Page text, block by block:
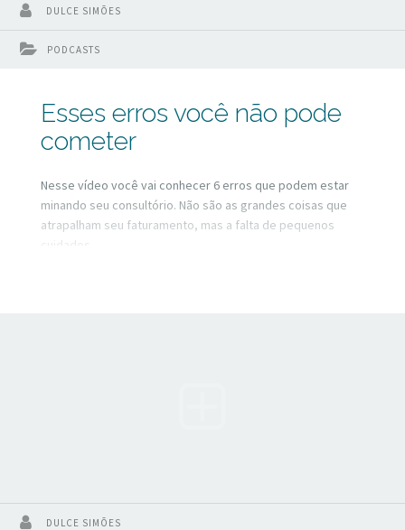
PODCASTS
DULCE SIMÕES
Esses erros você não pode
cometer
Nesse vídeo você vai conhecer 6 erros que podem estar
minando seu consultório. Não são as grandes coisas que
atrapalham seu faturamento, mas a falta de pequenos
cuidados.
DULCE SIMÕES